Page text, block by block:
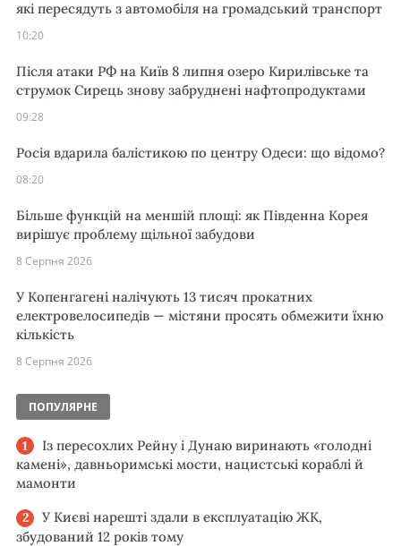
які пересядуть з автомобіля на громадський транспорт
10:20
Після атаки РФ на Київ 8 липня озеро Кирилівське та
струмок Сирець знову забруднені нафтопродуктами
09:28
Росія вдарила балістикою по центру Одеси: що відомо?
08:20
Більше функцій на меншій площі: як Південна Корея
вирішує проблему щільної забудови
8 Серпня 2026
У Копенгагені налічують 13 тисяч прокатних
електровелосипедів — містяни просять обмежити їхню
кількість
8 Серпня 2026
ПОПУЛЯРНЕ
Із пересохлих Рейну і Дунаю виринають «голодні
камені», давньоримські мости, нацистські кораблі й
мамонти
У Києві нарешті здали в експлуатацію ЖК,
збудований 12 років тому